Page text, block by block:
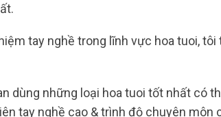
tay nghề trong lĩnh vực hoa tuoi,
dùng những loại hoa tuoi tốt nhất có
tay nghề cao & trình độ chuyên